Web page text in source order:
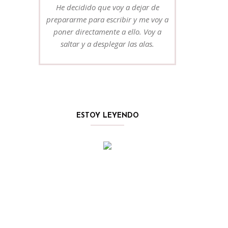
He decidido que voy a dejar de
prepararme para escribir y me voy a
poner directamente a ello. Voy a
saltar y a desplegar las alas.
ESTOY LEYENDO